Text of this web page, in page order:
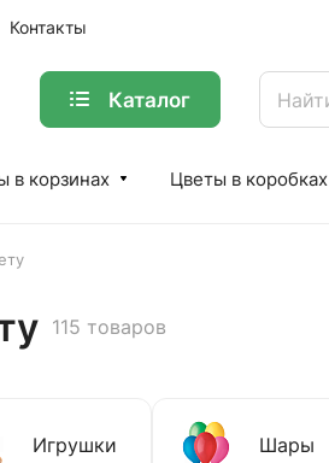
Контакты
Каталог
в корзинах Цветы в коробках
115 товаров
Игрушки Шары